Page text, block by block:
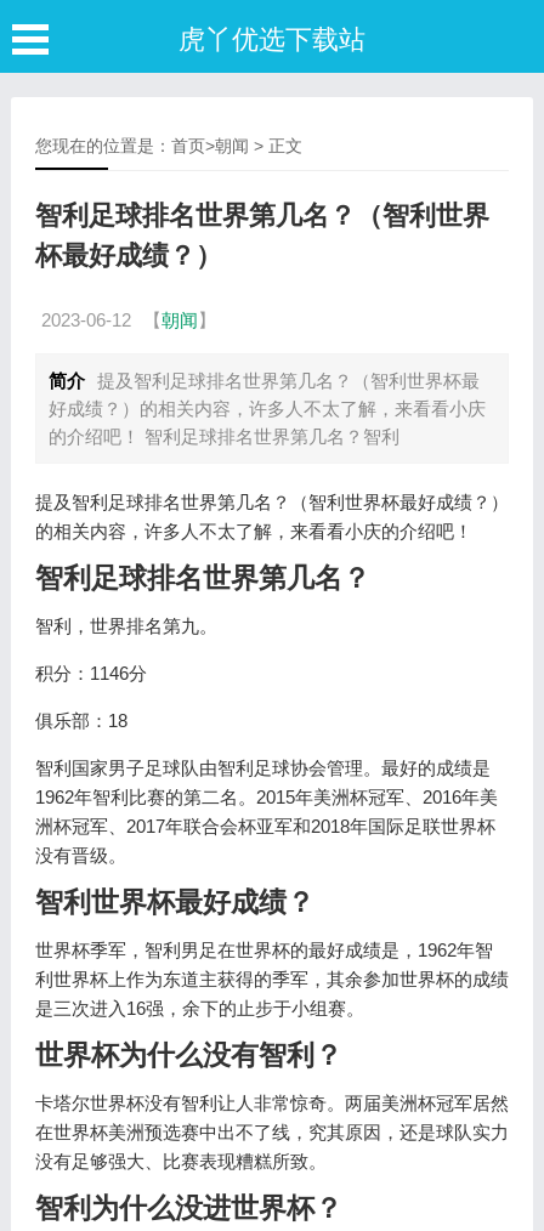
虎丫优选下载站
您现在的位置是： 首页>朝闻 > 正文
智利足球排名世界第几名？（智利世界
杯最好成绩？）
2023-06-12 【朝闻】
简介 提及智利足球排名世界第几名？（智利世界杯最
好成绩？）的相关内容，许多人不太了解，来看看小庆
的介绍吧！ 智利足球排名世界第几名？智利
提及智利足球排名世界第几名？（智利世界杯最好成绩？）
的相关内容，许多人不太了解，来看看小庆的介绍吧！
智利足球排名世界第几名？
智利，世界排名第九。
积分：1146分
俱乐部：18
智利国家男子足球队由智利足球协会管理。最好的成绩是
1962年智利比赛的第二名。2015年美洲杯冠军、2016年美
洲杯冠军、2017年联合会杯亚军和2018年国际足联世界杯
没有晋级。
智利世界杯最好成绩？
世界杯季军，智利男足在世界杯的最好成绩是，1962年智
利世界杯上作为东道主获得的季军，其余参加世界杯的成绩
是三次进入16强，余下的止步于小组赛。
世界杯为什么没有智利？
卡塔尔世界杯没有智利让人非常惊奇。两届美洲杯冠军居然
在世界杯美洲预选赛中出不了线，究其原因，还是球队实力
没有足够强大、比赛表现糟糕所致。
智利为什么没进世界杯？